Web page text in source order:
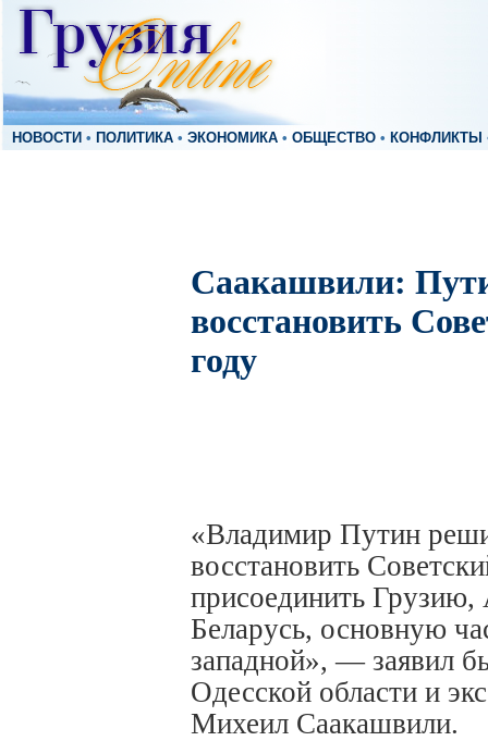
НОВОСТИ • ПОЛИТИКА • ЭКОНОМИКА • ОБЩЕСТВО • КОНФЛИКТЫ
Саакашвили:
восстановить
году
«Владимир Путин
восстановить
присоединить
Беларусь, основную
западной», — заявил
Одесской области и
Михеил Саакашвили.